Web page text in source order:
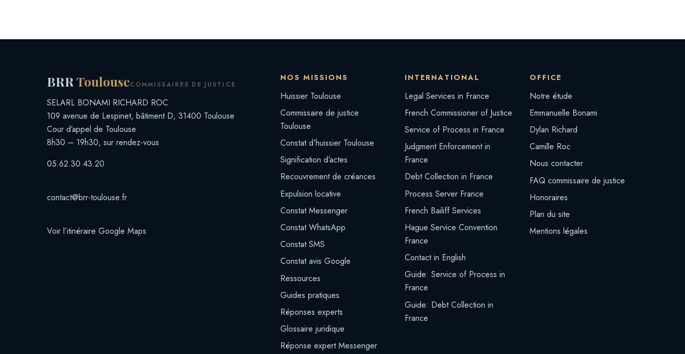
BRR ToulouseCOMMISSAIRES DE JUSTICE
SELARL BONAMI RICHARD ROC
109 avenue de Lespinet, bâtiment D, 31400 Toulouse
Cour d’appel de Toulouse
8h30 – 19h30, sur rendez-vous
05.62.30.43.20
contact@brr-toulouse.fr
Voir l’itinéraire Google Maps
NOS MISSIONS
Huissier Toulouse
Commissaire de justice
Toulouse
Constat d’huissier Toulouse
Signification d’actes
Recouvrement de créances
Expulsion locative
Constat Messenger
Constat WhatsApp
Constat SMS
Constat avis Google
Ressources
Guides pratiques
Réponses experts
Glossaire juridique
Réponse expert Messenger
INTERNATIONAL
Legal Services in France
French Commissioner of Justice
Service of Process in France
Judgment Enforcement in
France
Debt Collection in France
Process Server France
French Bailiff Services
Hague Service Convention
France
Contact in English
Guide: Service of Process in
France
Guide: Debt Collection in
France
OFFICE
Notre étude
Emmanuelle Bonami
Dylan Richard
Camille Roc
Nous contacter
FAQ commissaire de justice
Honoraires
Plan du site
Mentions légales